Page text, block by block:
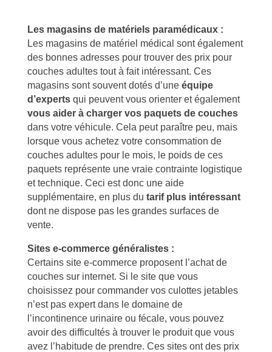
Les magasins de matériels paramédicaux :
Les magasins de matériel médical sont également
des bonnes adresses pour trouver des prix pour
couches adultes tout à fait intéressant. Ces
magasins sont souvent dotés d’une équipe
d’experts qui peuvent vous orienter et également
vous aider à charger vos paquets de couches
dans votre véhicule. Cela peut paraître peu, mais
lorsque vous achetez votre consommation de
couches adultes pour le mois, le poids de ces
paquets représente une vraie contrainte logistique
et technique. Ceci est donc une aide
supplémentaire, en plus du tarif plus intéressant
dont ne dispose pas les grandes surfaces de
vente.
Sites e-commerce généralistes :
Certains site e-commerce proposent l’achat de
couches sur internet. Si le site que vous
choisissez pour commander vos culottes jetables
n’est pas expert dans le domaine de
l’incontinence urinaire ou fécale, vous pouvez
avoir des difficultés à trouver le produit que vous
avez l’habitude de prendre. Ces sites ont des prix